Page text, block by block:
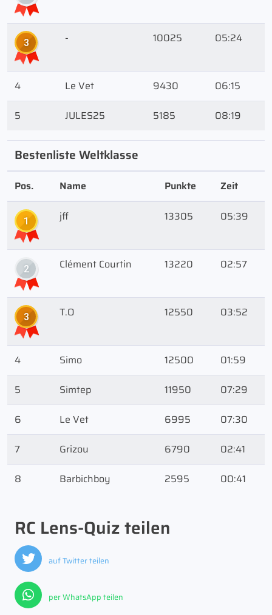
3 - 10025 05:24
4 Le Vet 9430
06:15
5
JULES25 5185 08:19
Bestenliste Weltklasse
Pos. Name Punkte Zeit
1 jff 13305 05:39
2 Clément Courtin 13220 02:57
3 T.O 12550 03:52
4 Simo 12500
01:59
5
Simtep 11950
07:29
6
Le Vet 6995
07:30
7
Grizou 6790
02:41
8
Barbichboy 2595 00:41
RC Lens-Quiz teilen
auf Twitter teilen
per WhatsApp teilen